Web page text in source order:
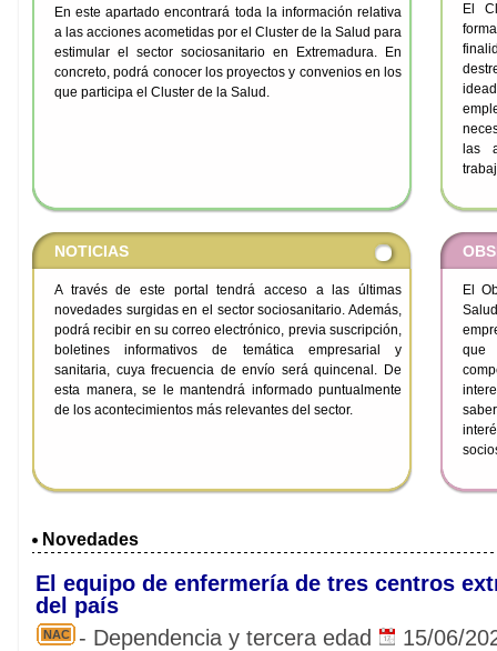
En este apartado encontrará toda la información relativa
a las acciones acometidas por el Cluster de la Salud para
estimular el sector sociosanitario en Extremadura. En
concreto, podrá conocer los proyectos y convenios en los
que participa el Cluster de la Salud.
El
las
NOTICIAS
A través de este portal tendrá acceso a las últimas
novedades surgidas en el sector sociosanitario. Además,
podrá recibir en su correo electrónico, previa suscripción,
boletines informativos de temática empresarial y
sanitaria, cuya frecuencia de envío será quincenal. De
esta manera, se le mantendrá informado puntualmente
de los acontecimientos más relevantes del sector.
El
que
Novedades
El equipo de enfermería de tres centros
del país
NAC - Dependencia y tercera edad
15/06/